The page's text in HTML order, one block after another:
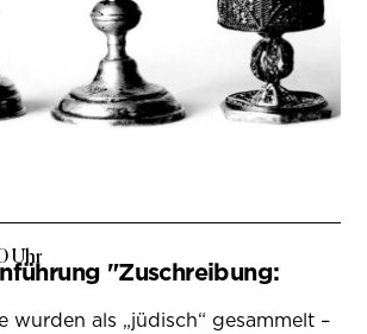
Uhr
"Zuschreibung:
wurden als „jüdisch“ gesammelt –